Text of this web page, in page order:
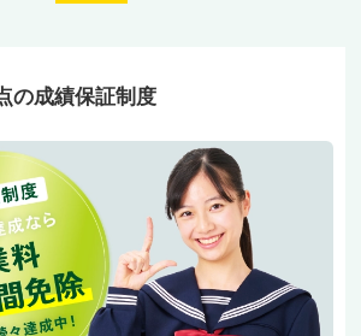
なお子様もご自分のペースで質
。
、徳丸小・北町小・北野小・志村
・緑小・中台小、北町中・中台
塚第一中・上板橋第三中、板橋有
豊山女子高・大東文化大学第一
の成績保証制度